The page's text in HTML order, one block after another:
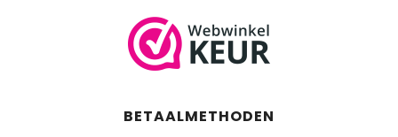
BETAALMETHODEN